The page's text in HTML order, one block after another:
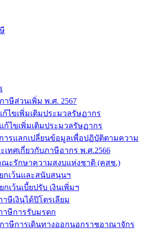
ษีส่วนเพิ่ม พ.ศ. 2567
ไขเพิ่มเติมประมวลรัษฏากร
ไขเพิ่มเติมประมวลรัษฏากร
ารแลกเปลี่ยนข้อมูลเพื่อปฏิบัติตามความ
เทศเกี่ยวกับภาษีอากร พ.ศ.2566
ณะรักษาความสงบแห่งชาติ (คสช.)
กเว้นและสนับสนุนฯ
เว้นเบี้ยปรับ เงินเพิ่มฯ
เงินได้ปิโตรเลียม
ษีการรับมรดก
าษีการเดินทางออกนอกราชอาณาจักร